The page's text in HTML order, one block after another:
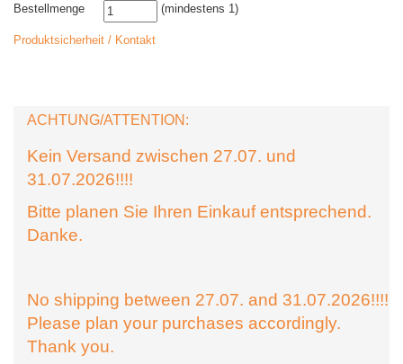
Bestellmenge (mindestens 1)
Produktsicherheit / Kontakt
ACHTUNG/ATTENTION:
Kein Versand zwischen 27.07. und
31.07.2026!!!!
Bitte planen Sie Ihren Einkauf entsprechend.
Danke.
No shipping between 27.07. and 31.07.2026!!!!
Please plan your purchases accordingly.
Thank you.